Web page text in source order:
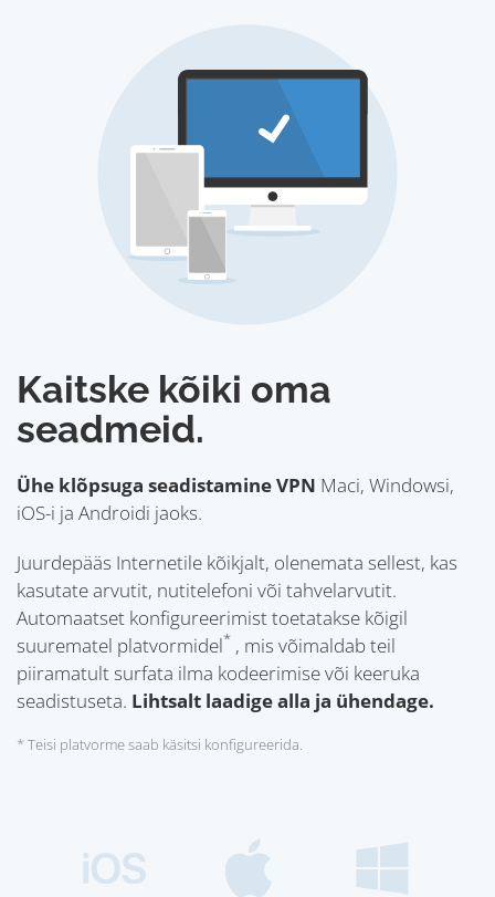
Kaitske kõiki oma
seadmeid.
Ühe klõpsuga seadistamine VPN Maci, Windowsi,
iOS-i ja Androidi jaoks.
Juurdepääs Internetile kõikjalt, olenemata sellest, kas
kasutate arvutit, nutitelefoni või tahvelarvutit.
Automaatset konfigureerimist toetatakse kõigil
suurematel platvormidel* , mis võimaldab teil
piiramatult surfata ilma kodeerimise või keeruka
seadistuseta. Lihtsalt laadige alla ja ühendage.
* Teisi platvorme saab käsitsi konfigureerida.